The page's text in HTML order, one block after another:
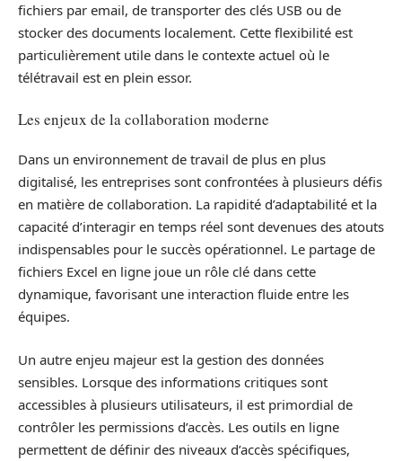
fichiers par email, de transporter des clés USB ou de
stocker des documents localement. Cette flexibilité est
particulièrement utile dans le contexte actuel où le
télétravail est en plein essor.
Les enjeux de la collaboration moderne
Dans un environnement de travail de plus en plus
digitalisé, les entreprises sont confrontées à plusieurs défis
en matière de collaboration. La rapidité d’adaptabilité et la
capacité d’interagir en temps réel sont devenues des atouts
indispensables pour le succès opérationnel. Le partage de
fichiers Excel en ligne joue un rôle clé dans cette
dynamique, favorisant une interaction fluide entre les
équipes.
Un autre enjeu majeur est la gestion des données
sensibles. Lorsque des informations critiques sont
accessibles à plusieurs utilisateurs, il est primordial de
contrôler les permissions d’accès. Les outils en ligne
permettent de définir des niveaux d’accès spécifiques,